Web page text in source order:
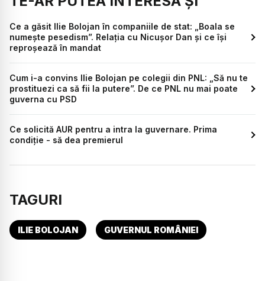
Ce a găsit Ilie Bolojan în companiile de stat: „Boala se
numește pesedism”. Relația cu Nicușor Dan și ce își
reproșează în mandat
Cum i-a convins Ilie Bolojan pe colegii din PNL: „Să nu te
prostituezi ca să fii la putere”. De ce PNL nu mai poate
guverna cu PSD
Ce solicită AUR pentru a intra la guvernare. Prima
condiție - să dea premierul
TAGURI
ILIE BOLOJAN GUVERNUL ROMÂNIEI